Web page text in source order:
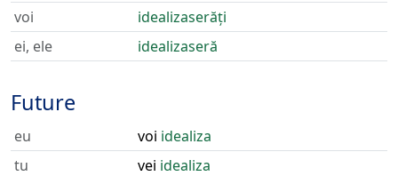
voi
idealizaserăți
ei, ele
idealizaseră
Future
eu voi idealiza
tu
vei idealiza